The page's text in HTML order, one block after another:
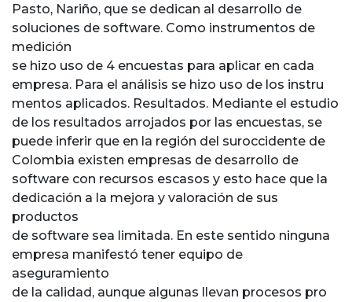
Pasto, Nariño, que se dedican al desarrollo de
soluciones de software. Como instrumentos de
medición
se hizo uso de 4 encuestas para aplicar en cada
empresa. Para el análisis se hizo uso de los instru
mentos aplicados. Resultados. Mediante el estudio
de los resultados arrojados por las encuestas, se
puede inferir que en la región del suroccidente de
Colombia existen empresas de desarrollo de
software con recursos escasos y esto hace que la
dedicación a la mejora y valoración de sus
productos
de software sea limitada. En este sentido ninguna
empresa manifestó tener equipo de
aseguramiento
de la calidad, aunque algunas llevan procesos pro